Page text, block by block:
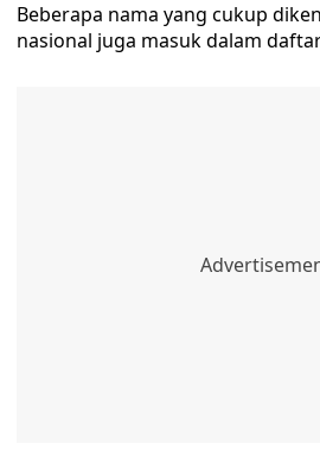
Beberapa nama yang cukup
nasional juga masuk dalam